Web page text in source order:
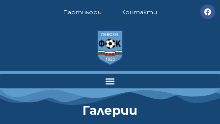
Партньори Контакти
Галерии